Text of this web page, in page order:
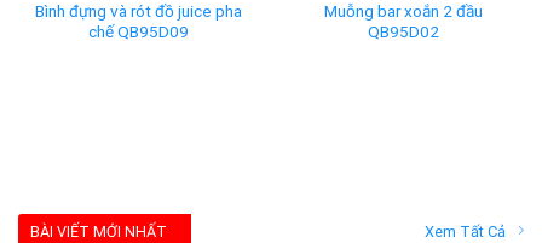
Bình đựng và rót đồ juice pha
chế QB95D09
Muỗng bar xoắn 2 đầu
QB95D02
BÀI VIẾT MỚI NHẤT Xem Tất Cả